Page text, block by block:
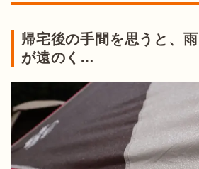
帰宅後の手間を思うと、
が遠のく…